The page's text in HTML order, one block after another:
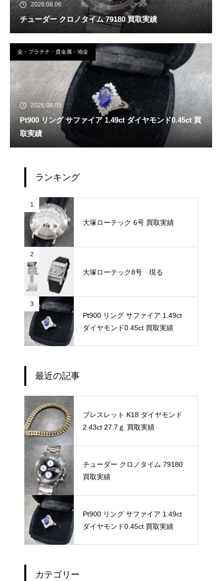
2026.08.06
チューダー クロノタイム 79180 買取実績
金・プラチナ・貴金属・地金
2026.08.05
Pt900 リング サファイア 1.49ct ダイヤモンド0.45ct 買
取実績
ランキング
1
大塚ローテック 6号 買取実績
2
大塚ローテック8号 現る
3
Pt900 リング サファイア 1.49ct
ダイヤモンド0.45ct 買取実績
最近の記事
ブレスレット K18 ダイヤモンド
2.43ct 27.7ｇ 買取実績
チューダー クロノタイム 79180
買取実績
Pt900 リング サファイア 1.49ct
ダイヤモンド0.45ct 買取実績
カテゴリー